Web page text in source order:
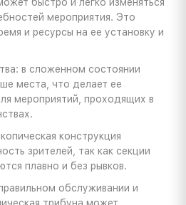
мероприятия. Это
и ресурсы на ее установку и
в сложенном состоянии
места, что делает ее
мероприятий, проходящих в
конструкция
зрителей, так как секции
плавно и без рывков.
обслуживании и